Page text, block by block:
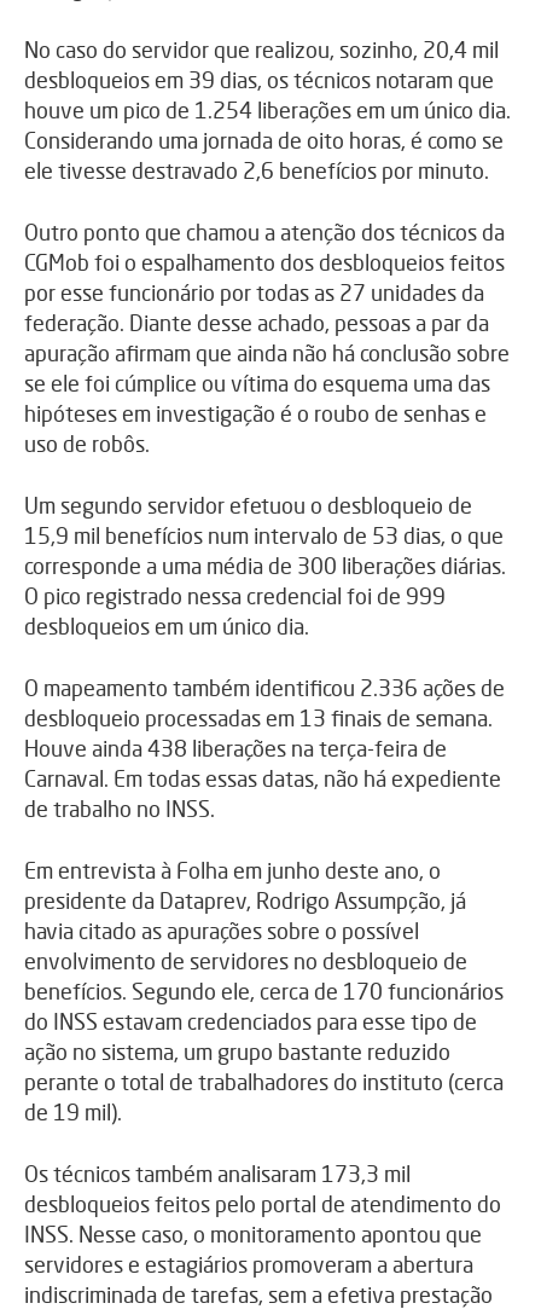
No caso do servidor que realizou, sozinho, 20,4 mil
desbloqueios em 39 dias, os técnicos notaram que
houve um pico de 1.254 liberações em um único dia.
Considerando uma jornada de oito horas, é como se
ele tivesse destravado 2,6 benefícios por minuto.
Outro ponto que chamou a atenção dos técnicos da
CGMob foi o espalhamento dos desbloqueios feitos
por esse funcionário por todas as 27 unidades da
federação. Diante desse achado, pessoas a par da
apuração afirmam que ainda não há conclusão sobre
se ele foi cúmplice ou vítima do esquema uma das
hipóteses em investigação é o roubo de senhas e
uso de robôs.
Um segundo servidor efetuou o desbloqueio de
15,9 mil benefícios num intervalo de 53 dias, o que
corresponde a uma média de 300 liberações diárias.
O pico registrado nessa credencial foi de 999
desbloqueios em um único dia.
O mapeamento também identificou 2.336 ações de
desbloqueio processadas em 13 finais de semana.
Houve ainda 438 liberações na terça-feira de
Carnaval. Em todas essas datas, não há expediente
de trabalho no INSS.
Em entrevista à Folha em junho deste ano, o
presidente da Dataprev, Rodrigo Assumpção, já
havia citado as apurações sobre o possível
envolvimento de servidores no desbloqueio de
benefícios. Segundo ele, cerca de 170 funcionários
do INSS estavam credenciados para esse tipo de
ação no sistema, um grupo bastante reduzido
perante o total de trabalhadores do instituto (cerca
de 19 mil).
Os técnicos também analisaram 173,3 mil
desbloqueios feitos pelo portal de atendimento do
INSS. Nesse caso, o monitoramento apontou que
servidores e estagiários promoveram a abertura
indiscriminada de tarefas, sem a efetiva prestação